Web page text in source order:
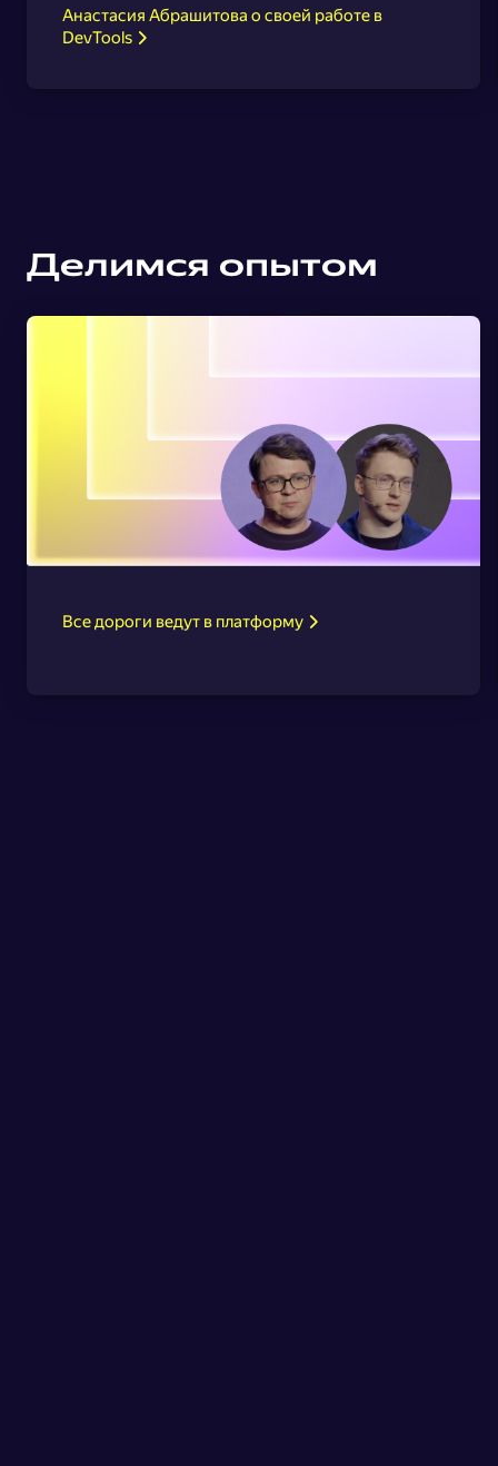
Анастасия Абрашитова о своей работе в
DevTools
Делимся опытом
Все дороги ведут в платформу